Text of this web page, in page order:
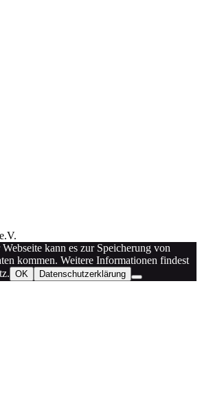
kann es zur Speicherung von
kommen. Weitere Informationen findest
OK Datenschutzerklärung